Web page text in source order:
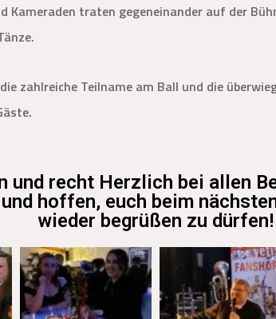
Kameraden traten gegeneinander auf der
zahlreiche Teilname am Ball und die
und recht Herzlich bei allen
hoffen, euch beim
wieder begrüßen zu dürfen!